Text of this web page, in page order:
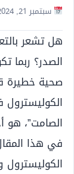
سبتمبر 21, 2024
هل تشعر
الصدر؟ ربما
صحية خطيرة
الكوليسترول
الصامت”، هو
في هذا